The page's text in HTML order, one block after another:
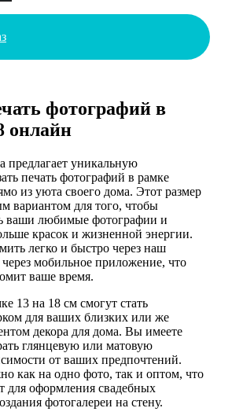
фотографий в
онлайн
предлагает уникальную
печать фотографий в рамке
из уюта своего дома. Этот размер
вариантом для того, чтобы
ваши любимые фотографии и
красок и жизненной энергии.
легко и быстро через наш
мобильное приложение, что
ваше время.
13 на 18 см смогут стать
для ваших близких или же
декора для дома. Вы имеете
глянцевую или матовую
от ваших предпочтений.
как на одно фото, так и оптом, что
для оформления свадебных
фотогалереи на стену.